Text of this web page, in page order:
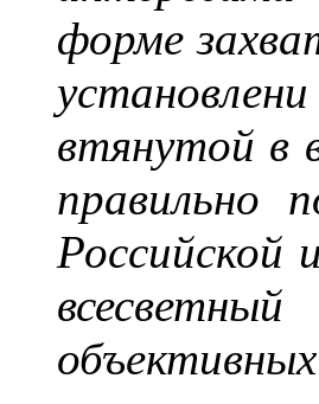
форме
втянутой в
правильно
Российской